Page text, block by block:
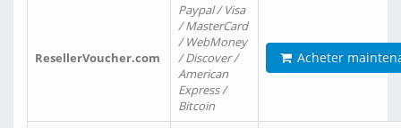
ResellerVoucher.com
Paypal / Visa
/ MasterCard
/ WebMoney
/ Discover /
American
Express /
Bitcoin
Acheter